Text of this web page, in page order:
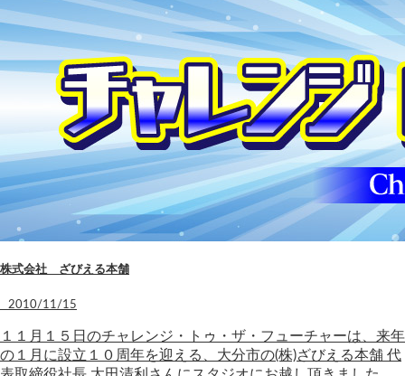
株式会社 ざびえる本舗
2010/11/15
１１月１５日のチャレンジ・トゥ・ザ・フューチャーは、来年
の１月に設立１０周年を迎える、大分市の(株)ざびえる本舗 代